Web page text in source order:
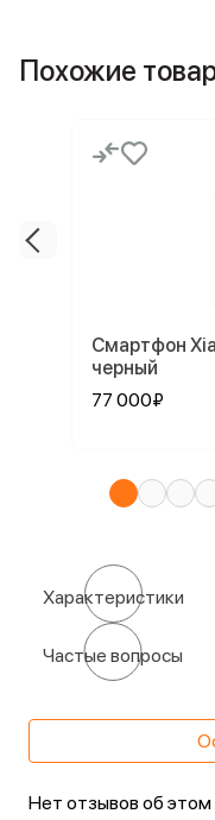
Похожие
Смартфон
черный
77 000₽
Характеристики
Частые вопросы
Нет отзывов об этом